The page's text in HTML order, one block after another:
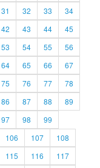
31 32 33
34
42 43 44
45
53 54 55
56
64 65 66
67
75 76 77
78
86 87 88
89
97 98
99
106 107
108
115 116
117